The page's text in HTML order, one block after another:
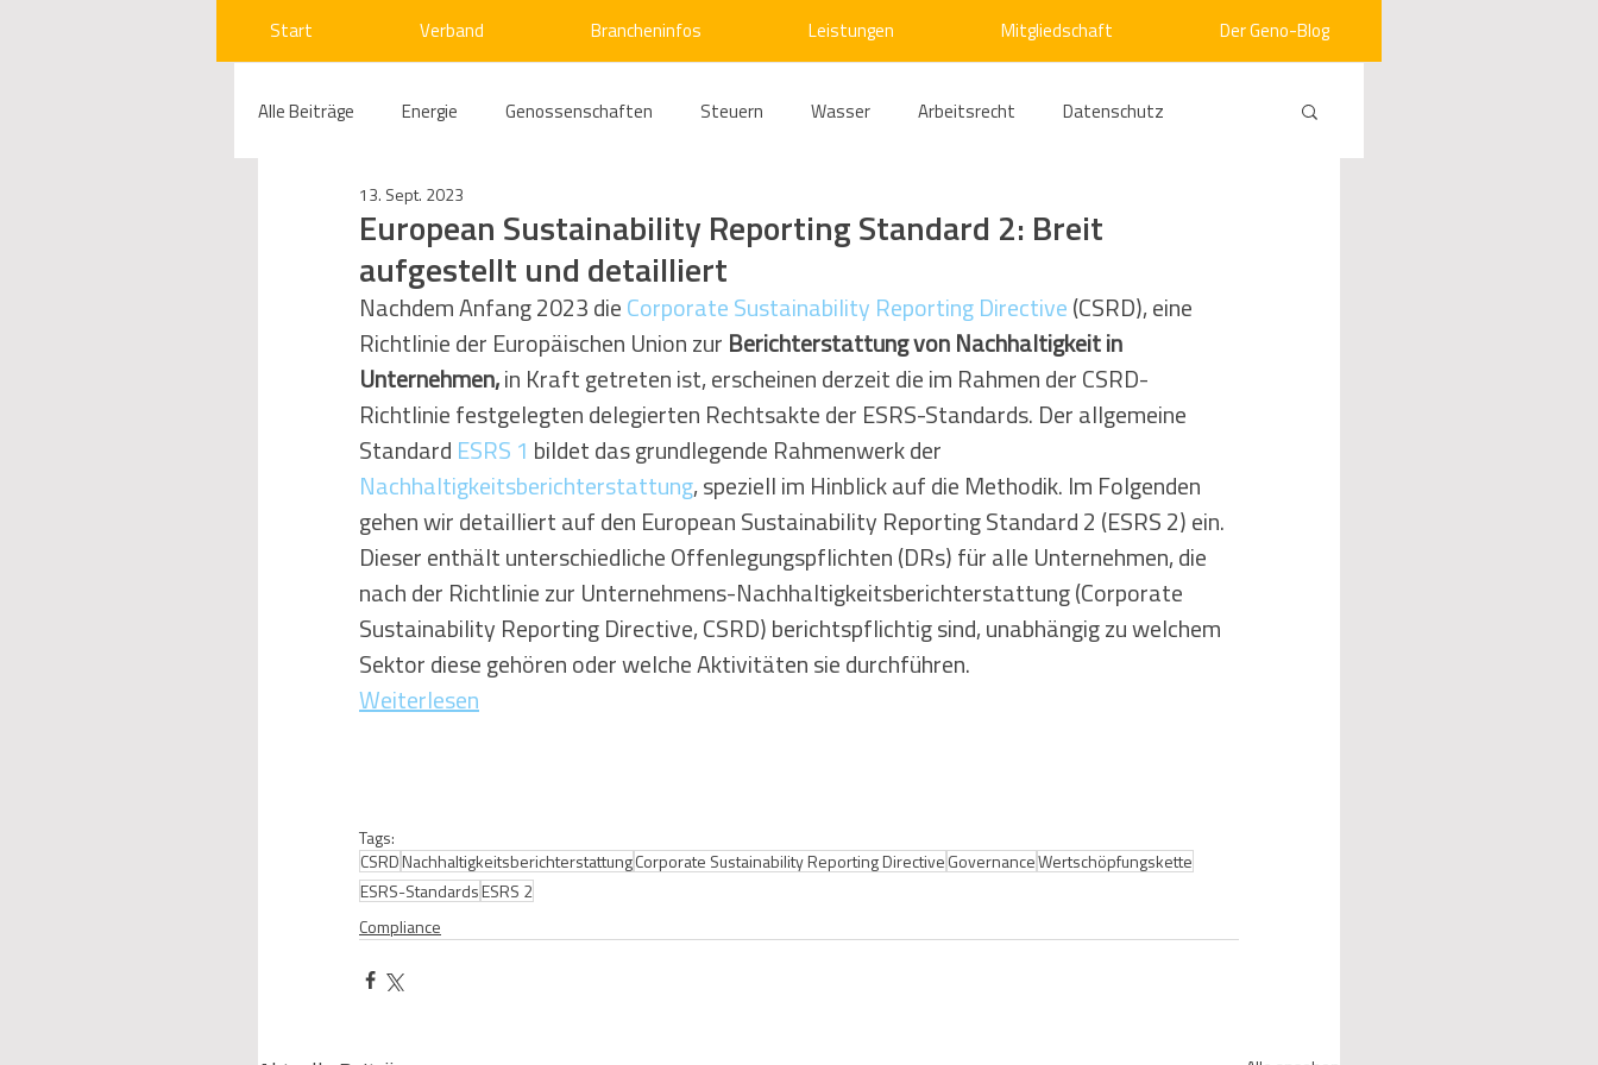
Start Verband Brancheninfos Leistungen Mitgliedschaft Der Geno-Blog
Alle Beiträge Energie Genossenschaften Steuern Wasser Arbeitsrecht Datenschutz
Compliance Gas
Beihilfenrecht Kraftwerke Kälte Verkehr Entsorgung/Abfall Umweltrecht Vergabe
Regulierung Wettbewerbs- und Kartellrecht Europarecht Wirtschafts- und Handelsrecht
Telekommunikation Gesellschaftsrecht E-Mobilität Verwaltungsrecht Allgemein
European Sustainability Reporting Standard 2: Breit
aufgestellt und detailliert
13. Sept. 2023
Nachdem Anfang 2023 die Corporate Sustainability Reporting Directive (CSRD), eine
Richtlinie der Europäischen Union zur Berichterstattung von Nachhaltigkeit in
Unternehmen, in Kraft getreten ist, erscheinen derzeit die im Rahmen der CSRD-
Richtlinie festgelegten delegierten Rechtsakte der ESRS-Standards. Der allgemeine
Standard ESRS 1 bildet das grundlegende Rahmenwerk der
Nachhaltigkeitsberichterstattung, speziell im Hinblick auf die Methodik. Im Folgenden
gehen wir detailliert auf den European Sustainability Reporting Standard 2 (ESRS 2) ein.
Dieser enthält unterschiedliche Offenlegungspflichten (DRs) für alle Unternehmen, die
nach der Richtlinie zur Unternehmens-Nachhaltigkeitsberichterstattung (Corporate
Sustainability Reporting Directive, CSRD) berichtspflichtig sind, unabhängig zu welchem
Sektor diese gehören oder welche Aktivitäten sie durchführen.
Weiterlesen
Tags:
CSRDNachhaltigkeitsberichterstattungCorporate Sustainability Reporting DirectiveGovernanceWertschöpfungskette
ESRS-StandardsESRS 2
Compliance